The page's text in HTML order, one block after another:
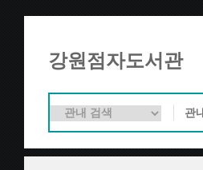
강원점자도서관